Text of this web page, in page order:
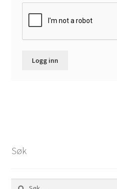
Logg inn
Søk
Søk